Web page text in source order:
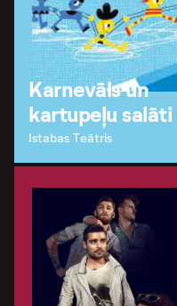
Karnevāls un
kartupeļu salāti
Istabas Teātris